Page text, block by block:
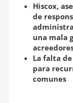
n
k
e
d
I
n
m
p
a
r
t
i
r
Hiscox,
de
una mala
La falta
para
comunes